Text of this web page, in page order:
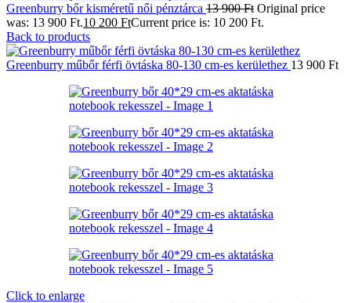
Greenburry bőr kisméretű női pénztárca 13 900Ft Original price
was: 13 900 Ft.10 200 FtCurrent price is: 10 200 Ft.
Back to products
Greenburry műbőr férfi övtáska 80-130 cm-es kerülethez 13 900 Ft
Click to enlarge